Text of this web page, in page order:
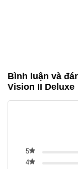
Bình luận và
Vision II Deluxe
5
4